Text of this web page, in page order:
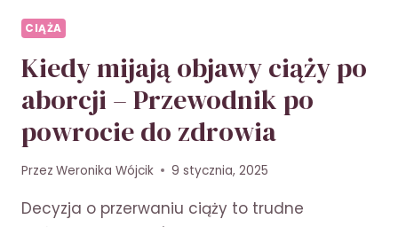
CIĄŻA
Kiedy mijają objawy ciąży po
aborcji – Przewodnik po
powrocie do zdrowia
Przez Weronika Wójcik 9 stycznia, 2025
Decyzja o przerwaniu ciąży to trudne